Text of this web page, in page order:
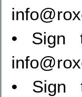
• Sign
• Sign